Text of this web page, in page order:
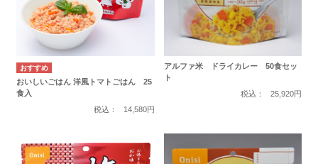
おいしいごはん 洋風トマトごはん 25
食入
税込：
14,580円
アルファ米 ドライカレー 50食セッ
ト
税込：
25,920円